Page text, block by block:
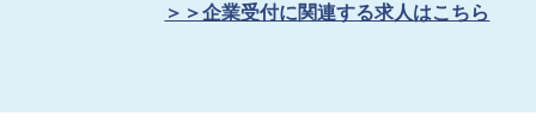
＞＞企業受付に関連する求人はこちら